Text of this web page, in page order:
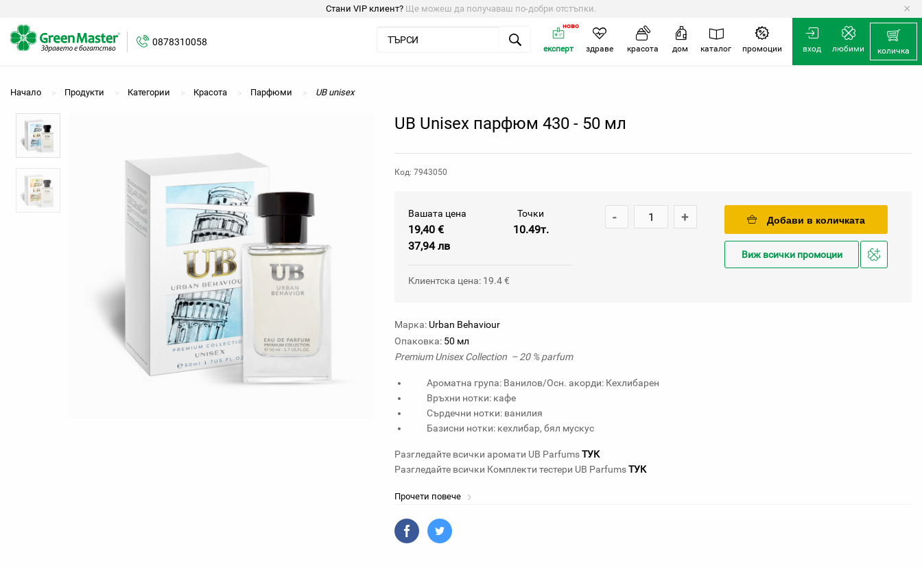
Стани VIP клиент? Ще можеш да получаваш по-добри отстъпки. ×
0878310058
вход любими количка
експерт
ново
здраве красота дом каталог промоции
Начало Продукти Категории Красота Парфюми UB unisex
UB Unisex парфюм 430 - 50 мл
Код: 7943050
Вашата цена
19,40 €
37,94 лв
Точки
10.49т.
Клиентска цена: 19.4 €
- + Добави в количката
Виж всички промоции
Добави
Марка: Urban Behaviour
Опаковка: 50 мл
Premium Unisex Collection – 20 % parfum
Ароматна група: Ванилов/Осн. акорди: Кехлибарен
Връхни нотки: кафе
Сърдечни нотки: ванилия
Базисни нотки: кехлибар, бял мускус
Разгледайте всички аромати UB ParfumsТУК
Разгледайте всички Комплекти тестери UB ParfumsТУК
Прочети повече